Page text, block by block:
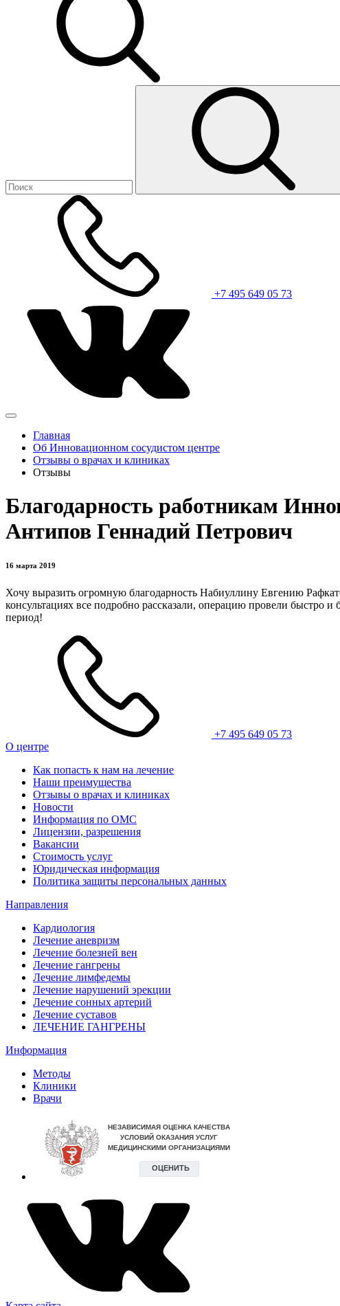
+7 495 649 05 73
Главная
Об Инновационном сосудистом центре
Отзывы о врачах и клиниках
Отзывы
Благодарность работникам
Антипов Геннадий Петрович
16 марта 2019
Хочу выразить огромную благодарность Набиуллину Евгению
консультациях все подробно рассказали, операцию провели быстро
период!
+7 495 649 05 73
О центре
Как попасть к нам на лечение
Наши преимущества
Отзывы о врачах и клиниках
Новости
Информация по ОМС
Лицензии, разрешения
Вакансии
Стоимость услуг
Юридическая информация
Политика защиты персональных данных
Направления
Кардиология
Лечение аневризм
Лечение болезней вен
Лечение гангрены
Лечение лимфедемы
Лечение нарушений эрекции
Лечение сонных артерий
Лечение суставов
ЛЕЧЕНИЕ ГАНГРЕНЫ
Информация
Методы
Клиники
Врачи